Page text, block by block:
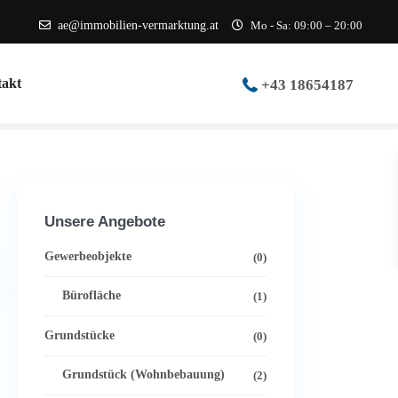
ae@immobilien-vermarktung.at Mo - Sa: 09:00 – 20:00
+43 18654187
Unsere Angebote
Gewerbeobjekte (0)
Bürofläche (1)
Grundstücke (0)
Grundstück (Wohnbebauung) (2)